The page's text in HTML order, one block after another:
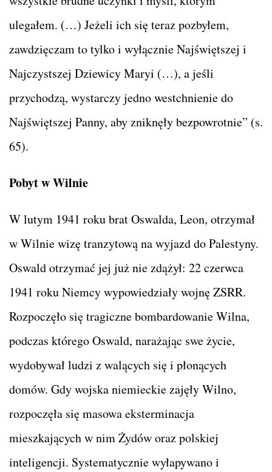
ulegałem. (…) Jeżeli ich się teraz pozbyłem,
zawdzięczam to tylko i wyłącznie Najświętszej i
Najczystszej Dziewicy Maryi (…), a jeśli
przychodzą, wystarczy jedno westchnienie do
Najświętszej Panny, aby zniknęły bezpowrotnie” (s.
65).
Pobyt w Wilnie
W lutym 1941 roku brat Oswalda, Leon, otrzymał
w Wilnie wizę tranzytową na wyjazd do Palestyny.
Oswald otrzymać jej już nie zdążył: 22 czerwca
1941 roku Niemcy wypowiedziały wojnę ZSRR.
Rozpoczęło się tragiczne bombardowanie Wilna,
podczas którego Oswald, narażając swe życie,
wydobywał ludzi z walących się i płonących
domów. Gdy wojska niemieckie zajęły Wilno,
rozpoczęła się masowa eksterminacja
mieszkających w nim Żydów oraz polskiej
inteligencji. Systematycznie wyłapywano i